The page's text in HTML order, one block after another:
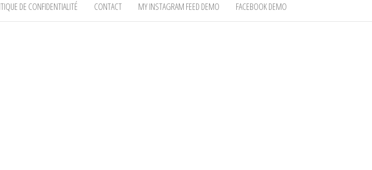
DE CONFIDENTIALITÉ CONTACT MY INSTAGRAM FEED DEMO FACEBOOK DEMO